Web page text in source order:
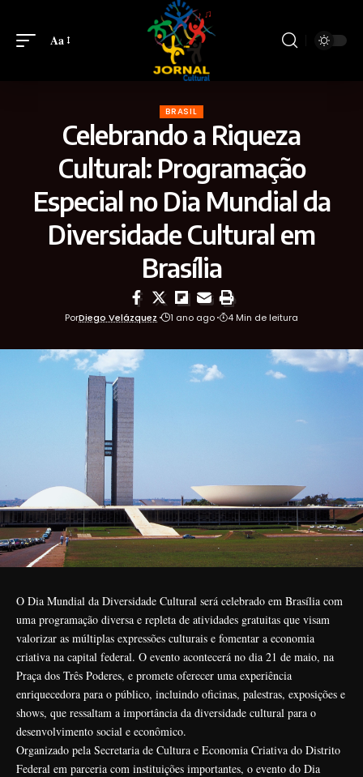
Aa
BRASIL
Celebrando a Riqueza
Cultural: Programação
Especial no Dia Mundial da
Diversidade Cultural em
Brasília
PorDiego Velázquez 1 ano ago 4 Min de leitura
O Dia Mundial da Diversidade Cultural será celebrado em Brasília com
uma programação diversa e repleta de atividades gratuitas que visam
valorizar as múltiplas expressões culturais e fomentar a economia
criativa na capital federal. O evento acontecerá no dia 21 de maio, na
Praça dos Três Poderes, e promete oferecer uma experiência
enriquecedora para o público, incluindo oficinas, palestras, exposições e
shows, que ressaltam a importância da diversidade cultural para o
desenvolvimento social e econômico.
Organizado pela Secretaria de Cultura e Economia Criativa do Distrito
Federal em parceria com instituições importantes, o evento do Dia